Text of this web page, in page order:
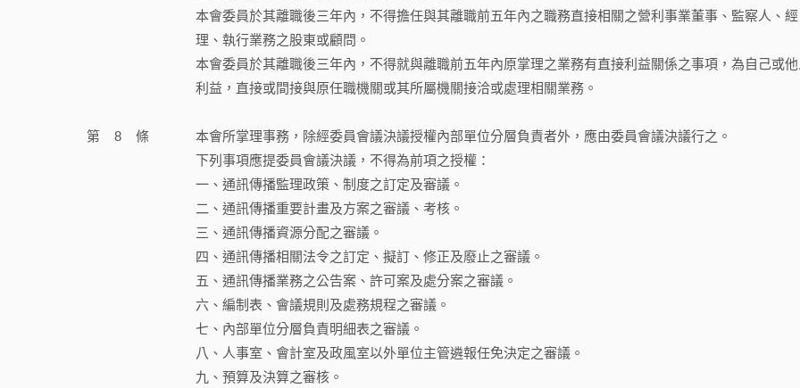
本會委員於其離職後三年內，不得擔任與其離職前五年內之職務直接相關之營利事業董事、監察人、經
理、執行業務之股東或顧問。
本會委員於其離職後三年內，不得就與離職前五年內原掌理之業務有直接利益關係之事項，為自己或
利益，直接或間接與原任職機關或其所屬機關接洽或處理相關業務。
第 8 條
本會所掌理事務，除經委員會議決議授權內部單位分層負責者外，應由委員會議決議行之。
下列事項應提委員會議決議，不得為前項之授權：
一、通訊傳播監理政策、制度之訂定及審議。
二、通訊傳播重要計畫及方案之審議、考核。
三、通訊傳播資源分配之審議。
四、通訊傳播相關法令之訂定、擬訂、修正及廢止之審議。
五、通訊傳播業務之公告案、許可案及處分案之審議。
六、編制表、會議規則及處務規程之審議。
七、內部單位分層負責明細表之審議。
八、人事室、會計室及政風室以外單位主管遴報任免決定之審議。
九、預算及決算之審核。